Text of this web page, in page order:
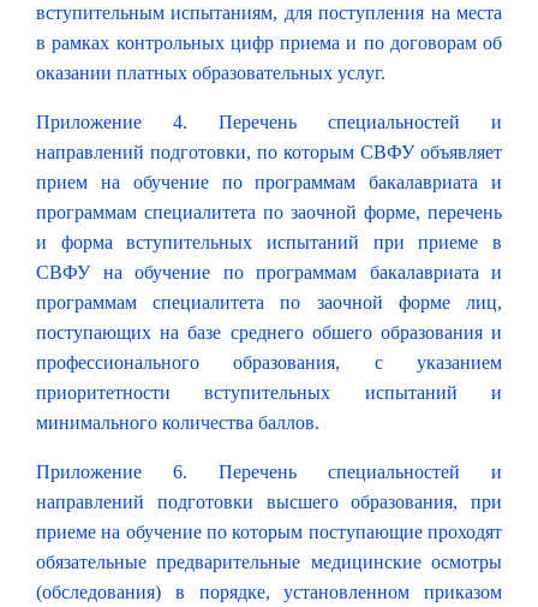
вступительным испытаниям, для поступления на места
в рамках контрольных цифр приема и по договорам об
оказании платных образовательных услуг.
Приложение 4. Перечень специальностей и
направлений подготовки, по которым СВФУ объявляет
прием на обучение по программам бакалавриата и
программам специалитета по заочной форме, перечень
и форма вступительных испытаний при приеме в
СВФУ на обучение по программам бакалавриата и
программам специалитета по заочной форме лиц,
поступающих на базе среднего обшего образования и
профессионального образования, с указанием
приоритетности вступительных испытаний и
минимального количества баллов.
Приложение 6. Перечень специальностей и
направлений подготовки высшего образования, при
приеме на обучение по которым поступающие проходят
обязательные предварительные медицинские осмотры
(обследования) в порядке, установленном приказом